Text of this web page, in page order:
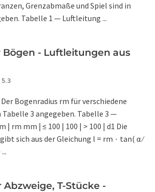
Grenzabmaße und Spiel sind in
Tabelle 1 — Luftleitung ...
Bögen - Luftleitungen aus
Bogenradius rm für verschiedene
3 angegeben. Tabelle 3 —
| rm mm | ≤ 100 | 100 | > 100 | d1 Die
sich aus der Gleichung l = rm ∙ tan( α ∕
Abzweige, T-Stücke -